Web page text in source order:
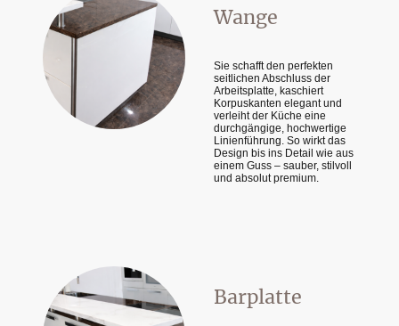
Wange
Sie schafft den perfekten
seitlichen Abschluss der
Arbeitsplatte, kaschiert
Korpuskanten elegant und
verleiht der Küche eine
durchgängige, hochwertige
Linienführung. So wirkt das
Design bis ins Detail wie aus
einem Guss – sauber, stilvoll
und absolut premium.
Barplatte